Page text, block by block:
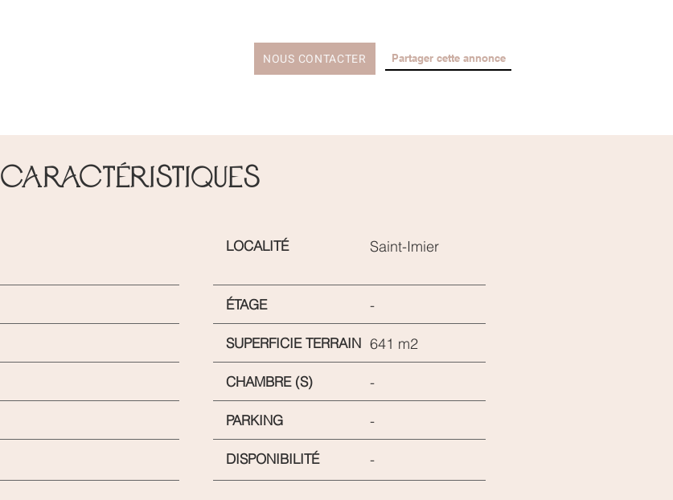
NOUS CONTACTER Partager cette annonce
Caractéristiques
LOCALITÉ Saint-Imier
ÉTAGE -
SUPERFICIE TERRAIN 641 m2
CHAMBRE (S) -
PARKING -
DISPONIBILITÉ -